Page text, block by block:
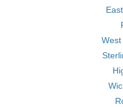
West